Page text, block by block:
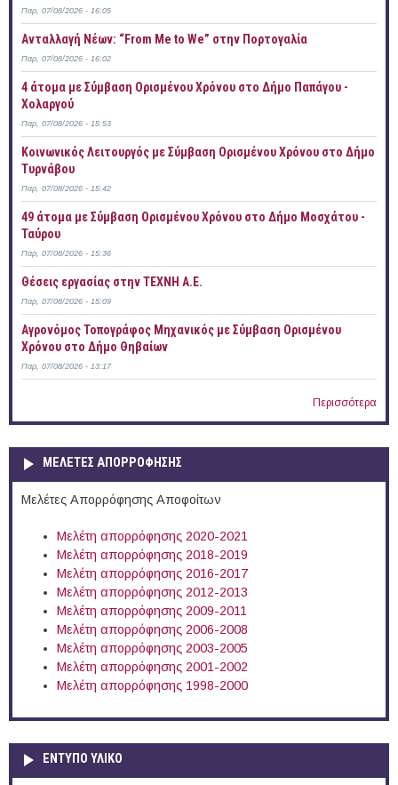
Παρ, 07/08/2026 - 16:05
Ανταλλαγή Νέων: “From Me to We” στην Πορτογαλία
Παρ, 07/08/2026 - 16:02
4 άτομα με Σύμβαση Ορισμένου Χρόνου στο Δήμο Παπάγου -
Χολαργού
Παρ, 07/08/2026 - 15:53
Κοινωνικός Λειτουργός με Σύμβαση Ορισμένου Χρόνου στο Δήμο
Τυρνάβου
Παρ, 07/08/2026 - 15:42
49 άτομα με Σύμβαση Ορισμένου Χρόνου στο Δήμο Μοσχάτου -
Ταύρου
Παρ, 07/08/2026 - 15:36
Θέσεις εργασίας στην ΤΕΧΝΗ Α.Ε.
Παρ, 07/08/2026 - 15:09
Αγρονόμος Τοπογράφος Μηχανικός με Σύμβαση Ορισμένου
Χρόνου στο Δήμο Θηβαίων
Παρ, 07/08/2026 - 13:17
Περισσότερα
ΜΕΛΕΤΕΣ ΑΠΟΡΡΟΦΗΣΗΣ
Μελέτες Απορρόφησης Αποφοίτων
Μελέτη απορρόφησης 2020-2021
Μελέτη απορρόφησης 2018-2019
Μελέτη απορρόφησης 2016-2017
Μελέτη απορρόφησης 2012-2013
Μελέτη απορρόφησης 2009-2011
Μελέτη απορρόφησης 2006-2008
Μελέτη απορρόφησης 2003-2005
Μελέτη απορρόφησης 2001-2002
Μελέτη απορρόφησης 1998-2000
ΕΝΤΥΠΟ ΥΛΙΚΟ